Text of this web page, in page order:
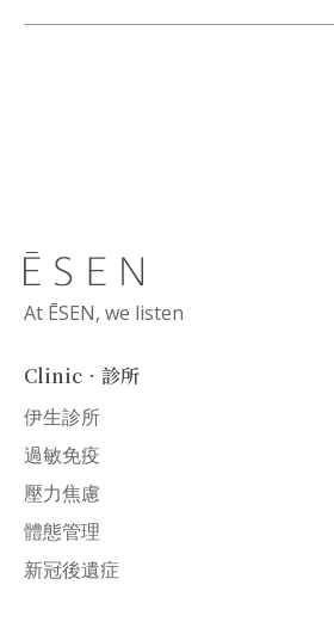
At ĒSEN, we listen
Clinic．診所
伊生診所
過敏免疫
壓力焦慮
體態管理
新冠後遺症